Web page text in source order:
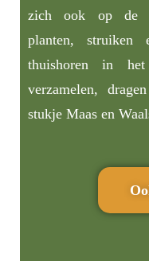
zich ook op de
planten,
thuishoren in het
verzamelen,
stukje Maas en